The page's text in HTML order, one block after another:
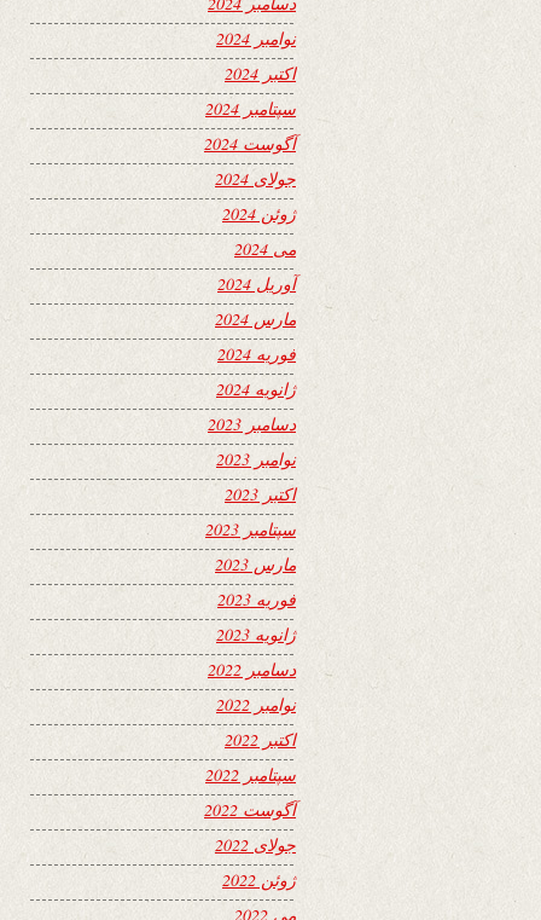
نوامبر 2024
اکتبر 2024
سپتامبر 2024
آگوست 2024
جولای 2024
ژوئن 2024
می 2024
آوریل 2024
مارس 2024
فوریه 2024
ژانویه 2024
دسامبر 2023
نوامبر 2023
اکتبر 2023
سپتامبر 2023
مارس 2023
فوریه 2023
ژانویه 2023
دسامبر 2022
نوامبر 2022
اکتبر 2022
سپتامبر 2022
آگوست 2022
جولای 2022
ژوئن 2022
می 2022